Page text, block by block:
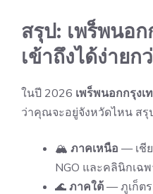
สรุป: เพร็พนอ
เข้าถึงได้ง่ายก
ในปี 2026 เพร็พนอกกรุงเ
ว่าคุณจะอยู่จังหวัดไหน สรุ
🏔 ภาคเหนือ — เชี
NGO และคลินิกเฉ
🌊 ภาคใต้ — ภูเก็ต